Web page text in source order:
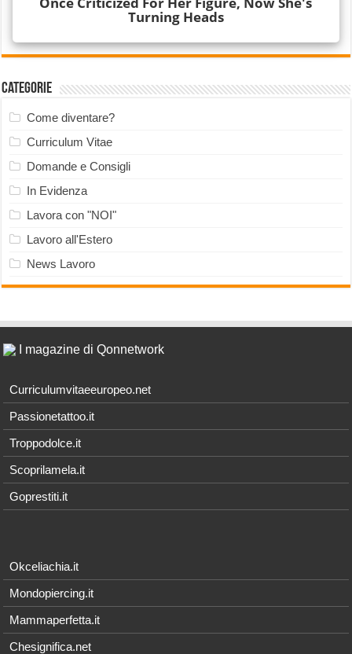
Categorie
Come diventare?
Curriculum Vitae
Domande e Consigli
In Evidenza
Lavora con "NOI"
Lavoro all'Estero
News Lavoro
I magazine di Qonnetwork
Curriculumvitaeeuropeo.net
Passionetattoo.it
Troppodolce.it
Scoprilamela.it
Goprestiti.it
Okceliachia.it
Mondopiercing.it
Mammaperfetta.it
Chesignifica.net